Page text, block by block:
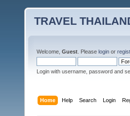
TRAVEL
Welcome, Guest . Please login or
Login with username, password and
Home Help Search Login